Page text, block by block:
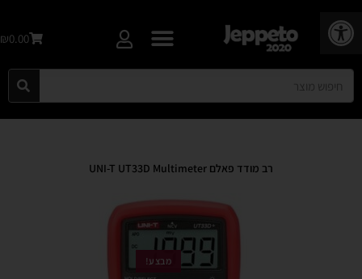
פתח סרגל נגישות
₪0.00
רב מודד פאלם UNI-T UT33D Multimeter
מבצע!